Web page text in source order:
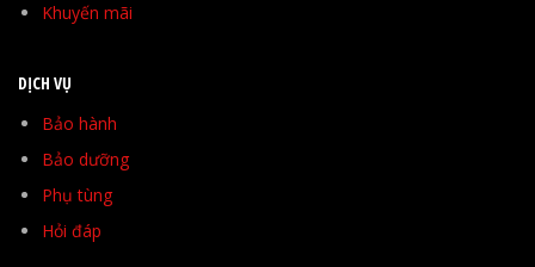
Khuyến mãi
DỊCH VỤ
Bảo hành
Bảo dưỡng
Phụ tùng
Hỏi đáp